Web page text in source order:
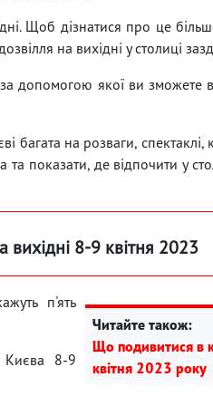
Щоб дізнатися про це
на вихідні у столиці
допомогою якої ви зможете
багата на розваги,
показати, де відпочити у
вихідні 8-9 квітня 2023
Читайте також:
Що подивитися в
квітня 2023 року
п'ять
Києва 8-9